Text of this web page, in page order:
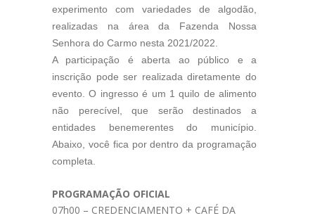
experimento com variedades de algodão,
realizadas na área da Fazenda Nossa
Senhora do Carmo nesta 2021/2022.
A participação é aberta ao público e a
inscrição pode ser realizada diretamente do
evento. O ingresso é um 1 quilo de alimento
não perecível, que serão destinados a
entidades benemerentes do município.
Abaixo, você fica por dentro da programação
completa.
PROGRAMAÇÃO OFICIAL
07h00 – CREDENCIAMENTO + CAFÉ DA